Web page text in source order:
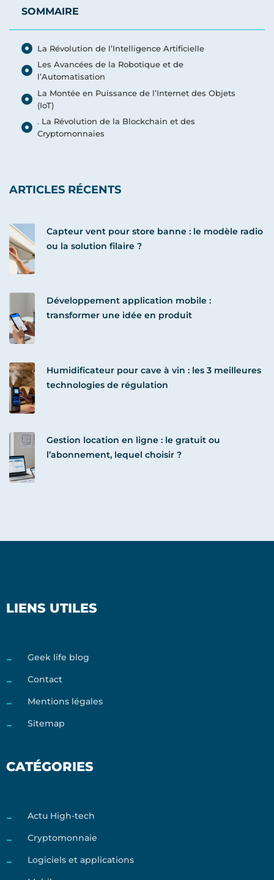
SOMMAIRE
La Révolution de l’Intelligence Artificielle
Les Avancées de la Robotique et de
l’Automatisation
La Montée en Puissance de l’Internet des Objets
(IoT)
. La Révolution de la Blockchain et des
Cryptomonnaies
ARTICLES RÉCENTS
Capteur vent pour store banne : le modèle radio
ou la solution filaire ?
Développement application mobile :
transformer une idée en produit
Humidificateur pour cave à vin : les 3 meilleures
technologies de régulation
Gestion location en ligne : le gratuit ou
l’abonnement, lequel choisir ?
LIENS UTILES
Geek life blog
Contact
Mentions légales
Sitemap
CATÉGORIES
Actu High-tech
Cryptomonnaie
Logiciels et applications